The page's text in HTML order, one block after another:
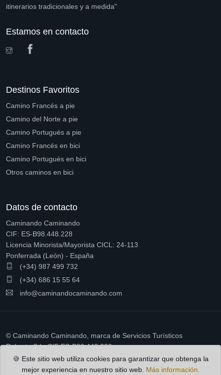
itinerarios tradicionales y a medida"
Estamos en contacto
Destinos Favoritos
Camino Francés a pie
Camino del Norte a pie
Camino Portugués a pie
Camino Francés en bici
Camino Portugués en bici
Otros caminos en bici
Datos de contacto
Caminando Caminando
CIF: ES-B98.448.228
Licencia Minorista/Mayorista CICL: 24-113
Ponferrada (León) - España
(+34) 987 499 732
(+34) 686 15 55 64
info@caminandocaminando.com
© Caminando Caminando, marca de Servicios Turísticos
Ruberto S.L. CIF ES-B98.448.228
🍪 Este sitio web utiliza cookies para garantizar que obtenga la
mejor experiencia en nuestro sitio web. Más información.